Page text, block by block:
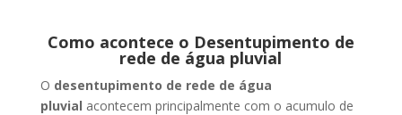
Como acontece o Desentupimento de
rede de água pluvial
O desentupimento de rede de água
pluvial acontecem principalmente com o acumulo de